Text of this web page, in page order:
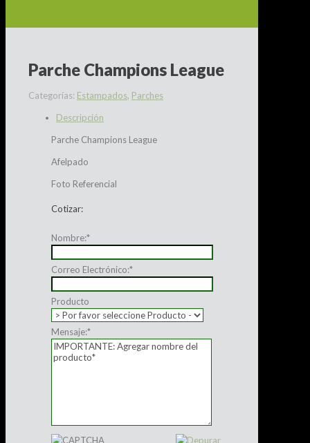
Parche Champions League
Categorías: Estampados, Parches
Descripción
Parche Champions League
Afelpado
Foto Referencial
Cotizar:
Nombre:*
Correo Electrónico:*
Producto
Mensaje:*